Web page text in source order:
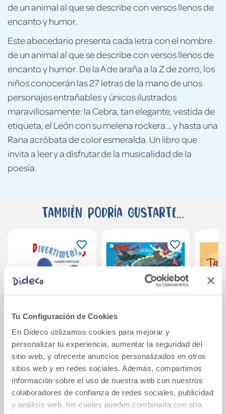
Tu Configuración de Cookies
En Dideco utilizamos cookies para mejorar y
personalizar tu experiencia, aumentar la seguridad del
sitio web, y ofrecerte anuncios personalizados en otros
sitios web y en redes sociales. Además, compartimos
información sobre el uso de nuestra web con nuestros
colaboradores de confianza de redes sociales, publicidad
y análisis web, los cuales pueden combinarla con otra
de un animal al que se describe con versos llenos de
encanto y humor.
Este abecedario presenta cada letra con el nombre
de un animal al que se describe con versos llenos de
encanto y humor. De la A de araña a la Z de zorro, los
niños conocerán las 27 letras de la mano de unos
personajes entrañables y únicos ilustrados
maravillosamente: la Cebra, tan elegante, vestida de
etiqueta, el León con su melena rockera... y hasta una
Rana acróbata de color esmeralda. Un libro que
invita a leer y a disfrutar de la musicalidad de la
poesía.
También podría gustarte...
Divertimentos
16,00€
Los dragones
30,00€